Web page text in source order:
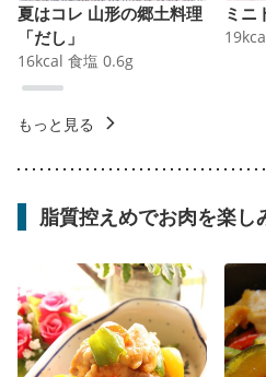
夏はコレ 山形の郷土料理
「だし」
16kcal 食塩 0.6g
ミニ
19
もっと見る
脂質控えめでお肉を楽し